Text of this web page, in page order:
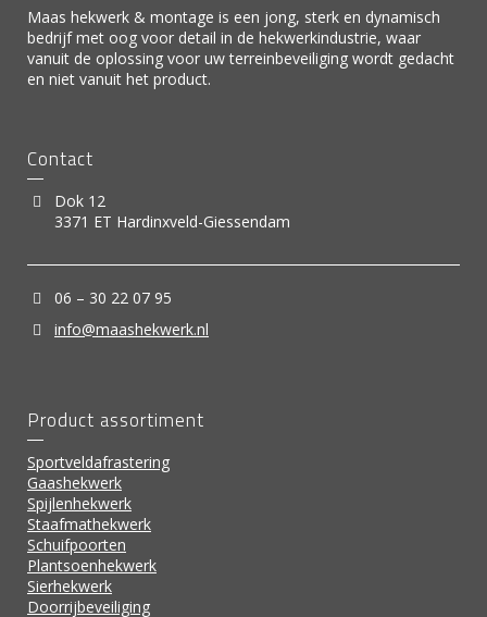
Maas hekwerk & montage is een jong, sterk en dynamisch
bedrijf met oog voor detail in de hekwerkindustrie, waar
vanuit de oplossing voor uw terreinbeveiliging wordt gedacht
en niet vanuit het product.
Contact
Dok 12
3371 ET Hardinxveld-Giessendam
06 – 30 22 07 95
info@maashekwerk.nl
Product assortiment
Sportveldafrastering
Gaashekwerk
Spijlenhekwerk
Staafmathekwerk
Schuifpoorten
Plantsoenhekwerk
Sierhekwerk
Doorrijbeveiliging